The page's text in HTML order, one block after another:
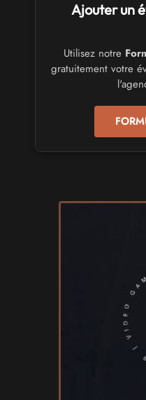
Trolls et Légendes
du 26 au 28 mars 2027
CULTURE JAPONAISE
Mang'Azur 2027
les 24 et 25 avril 2027 -
SALONS &
Play Azur Festival
SALONS &
VIDES GRENIERS,
Broc'Land Geek
le 27 septembre 2026 -
CULTURE JAPONAISE ET
le 8 novembre 2026 - à
Ajouter un
Utilisez notre
gratuitement votre